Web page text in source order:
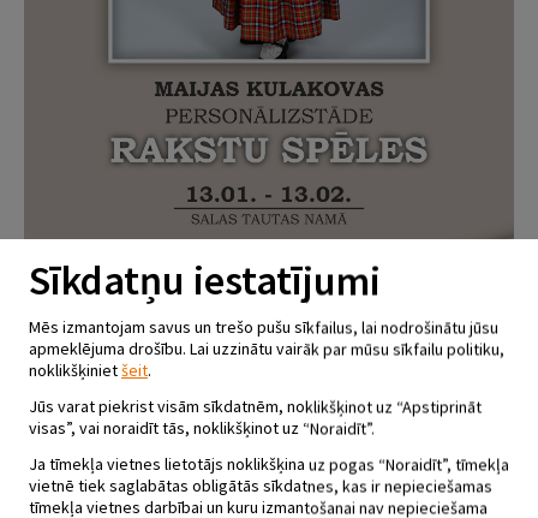
PERSONĀLIZSTĀDE “RAKSTU
SPĒLES”
13.01 - 13.02
Sīkdatņu iestatījumi
Mēs izmantojam savus un trešo pušu sīkfailus, lai nodrošinātu jūsu
apmeklējuma drošību. Lai uzzinātu vairāk par mūsu sīkfailu politiku,
noklikšķinietšeit.
Jūs varat piekrist visām sīkdatnēm, noklikšķinot uz “Apstiprināt
visas”, vai noraidīt tās, noklikšķinot uz “Noraidīt”.
Ja tīmekļa vietnes lietotājs noklikšķina uz pogas “Noraidīt”, tīmekļa
vietnē tiek saglabātas obligātās sīkdatnes, kas ir nepieciešamas
tīmekļa vietnes darbībai un kuru izmantošanai nav nepieciešama